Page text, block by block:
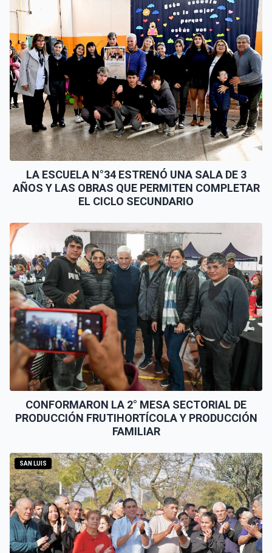
LA ESCUELA N°34 ESTRENÓ UNA SALA DE 3
AÑOS Y LAS OBRAS QUE PERMITEN COMPLETAR
EL CICLO SECUNDARIO
CONFORMARON LA 2° MESA SECTORIAL DE
PRODUCCIÓN FRUTIHORTÍCOLA Y PRODUCCIÓN
FAMILIAR
SAN LUIS